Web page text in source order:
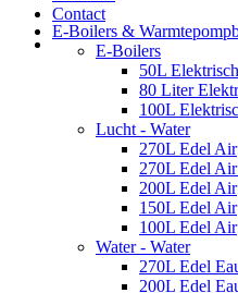
Contact
E-Boilers &
E-Boilers
50L
80 Liter
100L
Lucht - Water
270L Edel Air
270L Edel
200L Edel Air
150L Edel Air
100L Edel Air
Water - Water
270L Edel
200L Edel